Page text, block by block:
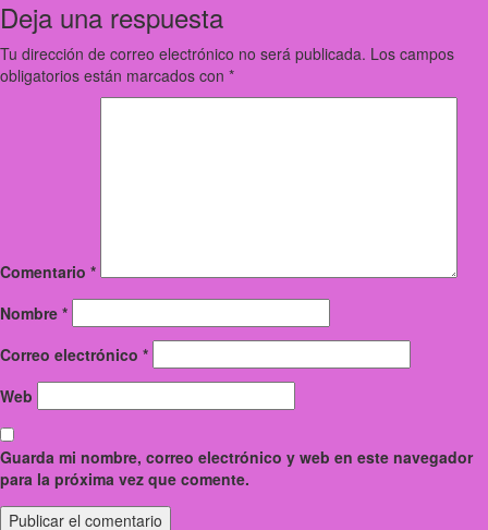
Deja una respuesta
Tu dirección de correo electrónico no será publicada. Los campos
obligatorios están marcados con *
Comentario *
Nombre *
Correo electrónico *
Web
Guarda mi nombre, correo electrónico y web en este navegador
para la próxima vez que comente.